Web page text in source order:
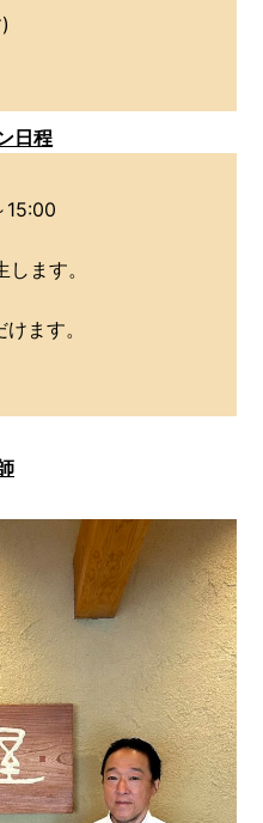
日程
15:00
ます。
ます。